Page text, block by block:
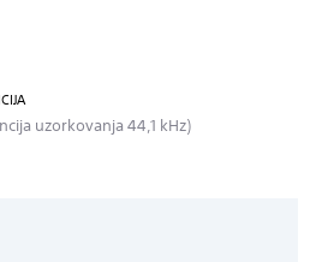
uzorkovanja 44,1 kHz)